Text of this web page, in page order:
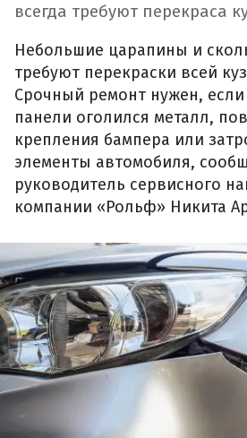
всегда требуют перекраса
Небольшие царапины и
требуют перекраски всей
Срочный ремонт нужен, если
панели оголился металл,
крепления бампера или
элементы автомобиля,
руководитель сервисного
компании «Рольф» Никита